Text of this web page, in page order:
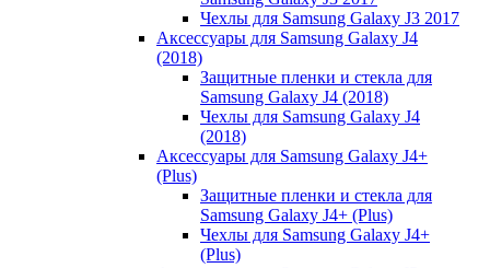
Чехлы для Samsung Galaxy J3 2017
Аксессуары для Samsung Galaxy J4
(2018)
Защитные пленки и стекла для
Samsung Galaxy J4 (2018)
Чехлы для Samsung Galaxy J4
(2018)
Аксессуары для Samsung Galaxy J4+
(Plus)
Защитные пленки и стекла для
Samsung Galaxy J4+ (Plus)
Чехлы для Samsung Galaxy J4+
(Plus)